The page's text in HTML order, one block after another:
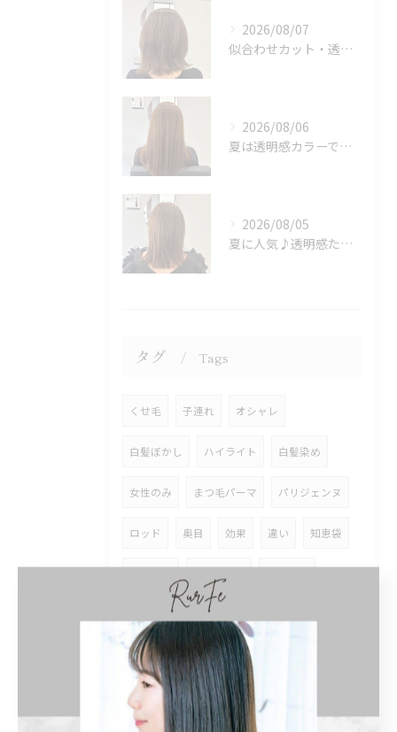
2026/08/07
似合わせカット・透明感カラーはASAMIにお任せください♪
2026/08/06
夏は透明感カラーでイメチェン♪ブリーチなしでも明るくできます！
2026/08/05
夏に人気♪透明感たっぷりミルクティーベージュカラー
タグ Tags
くせ毛 子連れ オシャレ
白髪ぼかし ハイライト 白髪染め
女性のみ まつ毛パーマ パリジェンヌ
ロッド 奥目 効果 違い 知恵袋
ショートボブ
イヤリングカラー ロング
トリートメント ストレートパーマ